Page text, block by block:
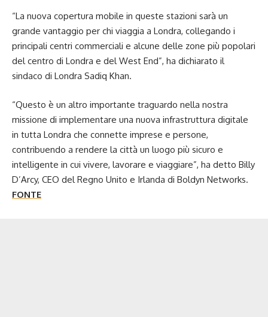
“La nuova copertura mobile in queste stazioni sarà un
grande vantaggio per chi viaggia a Londra, collegando i
principali centri commerciali e alcune delle zone più popolari
del centro di Londra e del West End”, ha dichiarato il
sindaco di Londra Sadiq Khan.
“Questo è un altro importante traguardo nella nostra
missione di implementare una nuova infrastruttura digitale
in tutta Londra che connette imprese e persone,
contribuendo a rendere la città un luogo più sicuro e
intelligente in cui vivere, lavorare e viaggiare”, ha detto Billy
D’Arcy, CEO del Regno Unito e Irlanda di Boldyn Networks.
FONTE